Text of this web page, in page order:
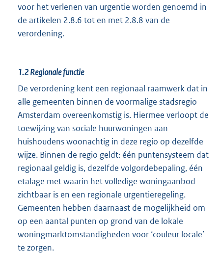
voor het verlenen van urgentie worden genoemd in
de artikelen 2.8.6 tot en met 2.8.8 van de
verordening.
1.2Regionale functie
De verordening kent een regionaal raamwerk dat in
alle gemeenten binnen de voormalige stadsregio
Amsterdam overeenkomstig is. Hiermee verloopt de
toewijzing van sociale huurwoningen aan
huishoudens woonachtig in deze regio op dezelfde
wijze. Binnen de regio geldt: één puntensysteem dat
regionaal geldig is, dezelfde volgordebepaling, één
etalage met waarin het volledige woningaanbod
zichtbaar is en een regionale urgentieregeling.
Gemeenten hebben daarnaast de mogelijkheid om
op een aantal punten op grond van de lokale
woningmarktomstandigheden voor ‘couleur locale’
te zorgen.